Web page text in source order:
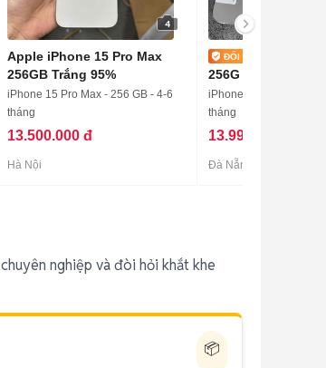
4
Apple iPhone 15 Pro Max
256GB Trắng 95%
iPhone 15 Pro Max - 256 GB - 4-6
tháng
13.500.000 đ
Hà Nội
256G có trả góp-
máy
iPhone 15 Pro Max -
tháng
13.990.000 đ
Đà Nẵng
nghiệp và đòi hỏi khắt khe
📦